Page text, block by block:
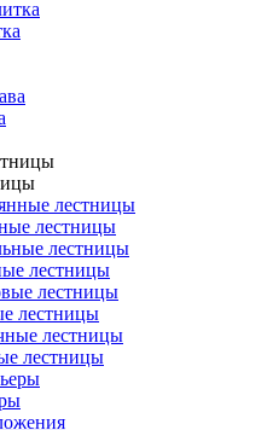
лестницы
лестницы
лестницы
лестницы